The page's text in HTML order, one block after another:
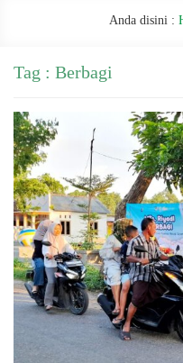
Anda disini :
Tag : Berbagi